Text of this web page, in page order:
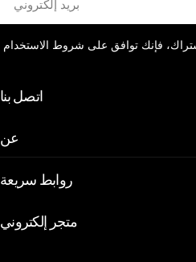
إلكتروني
فإنك توافق على شروط الاستخدام
اتصل بنا
عن
روابط سريعة
متجر إلكتروني